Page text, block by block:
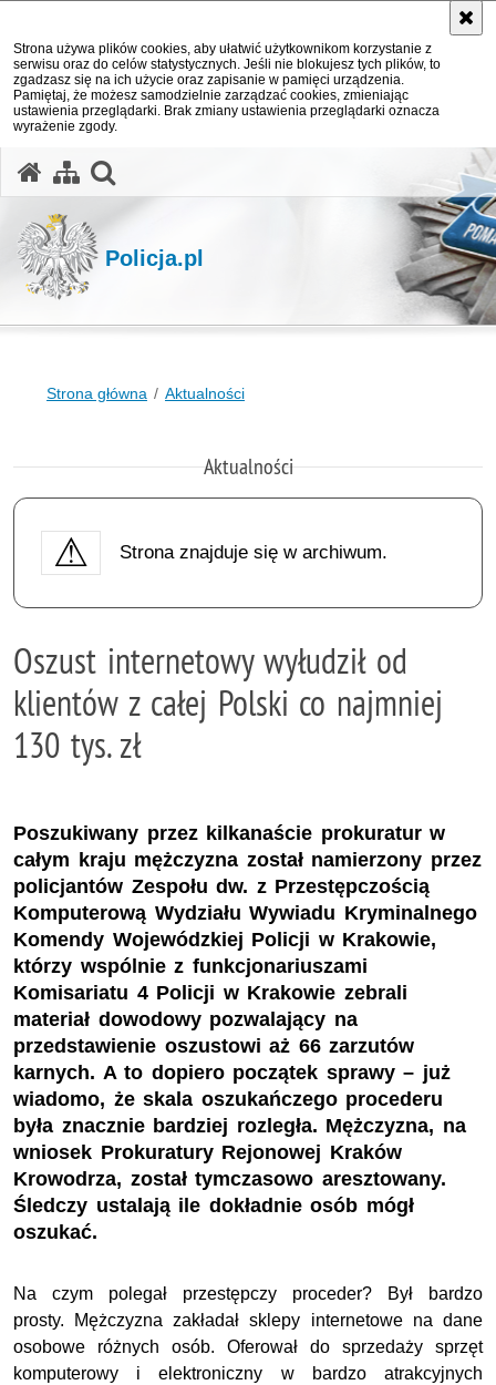
Strona używa plików cookies, aby ułatwić użytkownikom korzystanie z
serwisu oraz do celów statystycznych. Jeśli nie blokujesz tych plików, to
zgadzasz się na ich użycie oraz zapisanie w pamięci urządzenia.
Pamiętaj, że możesz samodzielnie zarządzać cookies, zmieniając
ustawienia przeglądarki. Brak zmiany ustawienia przeglądarki oznacza
wyrażenie zgody.
Policja.pl
Strona główna Aktualności
Aktualności
Strona znajduje się w archiwum.
Oszust internetowy wyłudził od
klientów z całej Polski co najmniej
130 tys. zł
Poszukiwany przez kilkanaście prokuratur w
całym kraju mężczyzna został namierzony przez
policjantów Zespołu dw. z Przestępczością
Komputerową Wydziału Wywiadu Kryminalnego
Komendy Wojewódzkiej Policji w Krakowie,
którzy wspólnie z funkcjonariuszami
Komisariatu 4 Policji w Krakowie zebrali
materiał dowodowy pozwalający na
przedstawienie oszustowi aż 66 zarzutów
karnych. A to dopiero początek sprawy – już
wiadomo, że skala oszukańczego procederu
była znacznie bardziej rozległa. Mężczyzna, na
wniosek Prokuratury Rejonowej Kraków
Krowodrza, został tymczasowo aresztowany.
Śledczy ustalają ile dokładnie osób mógł
oszukać.
Na czym polegał przestępczy proceder? Był bardzo
prosty. Mężczyzna zakładał sklepy internetowe na dane
osobowe różnych osób. Oferował do sprzedaży sprzęt
komputerowy i elektroniczny w bardzo atrakcyjnych